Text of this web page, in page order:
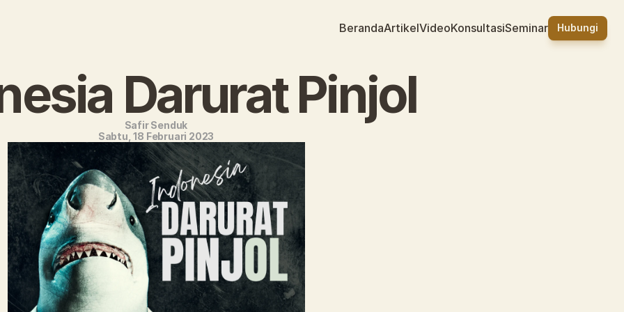
BerandaArtikelVideoKonsultasiSeminar Hubungi
Darurat Pinjol
Safir Senduk
Sabtu, 18 Februari 2023